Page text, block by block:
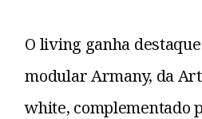
O living ganha
modular Armany, da
white, complementado